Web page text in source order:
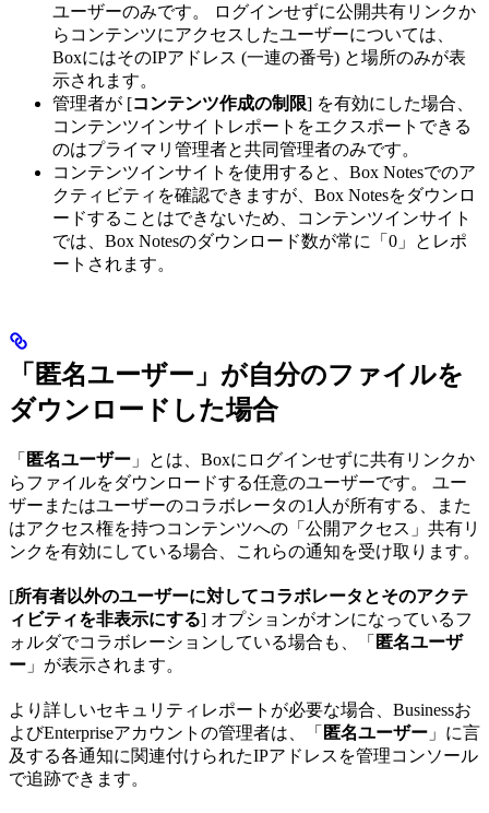
ユーザーのみです。 ログインせずに公開共有リンクか
らコンテンツにアクセスしたユーザーについては、
BoxにはそのIPアドレス (一連の番号) と場所のみが表
示されます。
管理者が [コンテンツ作成の制限] を有効にした場合、
コンテンツインサイトレポートをエクスポートできる
のはプライマリ管理者と共同管理者のみです。
コンテンツインサイトを使用すると、Box Notesでのア
クティビティを確認できますが、Box Notesをダウンロ
ードすることはできないため、コンテンツインサイト
では、Box Notesのダウンロード数が常に「0」とレポ
ートされます。
「匿名ユーザー」が自分のファイルを
ダウンロードした場合
「 匿名ユーザー 」とは、Boxにログインせずに共有リンクか
らファイルをダウンロードする任意のユーザーです。 ユー
ザーまたはユーザーのコラボレータの1人が所有する、また
はアクセス権を持つコンテンツへの「公開アクセス」共有リ
ンクを有効にしている場合、これらの通知を受け取ります。
[所有者以外のユーザーに対してコラボレータとそのアクテ
ィビティを非表示にする] オプションがオンになっているフ
ォルダでコラボレーションしている場合も、「 匿名ユーザ
ー 」が表示されます。
より詳しいセキュリティレポートが必要な場合、Businessお
よびEnterpriseアカウントの管理者は、「 匿名ユーザー 」に言
及する各通知に関連付けられたIPアドレスを管理コンソール
で追跡できます。